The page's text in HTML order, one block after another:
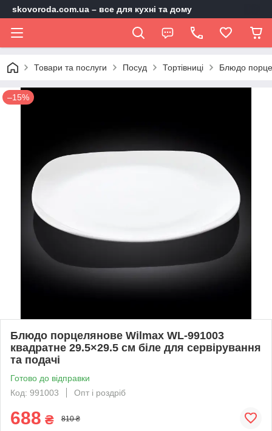
skovoroda.com.ua – все для кухні та дому
Товари та послуги Посуд Тортівниці Блюдо
–15%
Блюдо порцелянове Wilmax WL-991003
квадратне 29.5×29.5 см біле для сервірування
та подачі
Готово до відправки
Код: 991003
Опт і роздріб
688 ₴ 810 ₴